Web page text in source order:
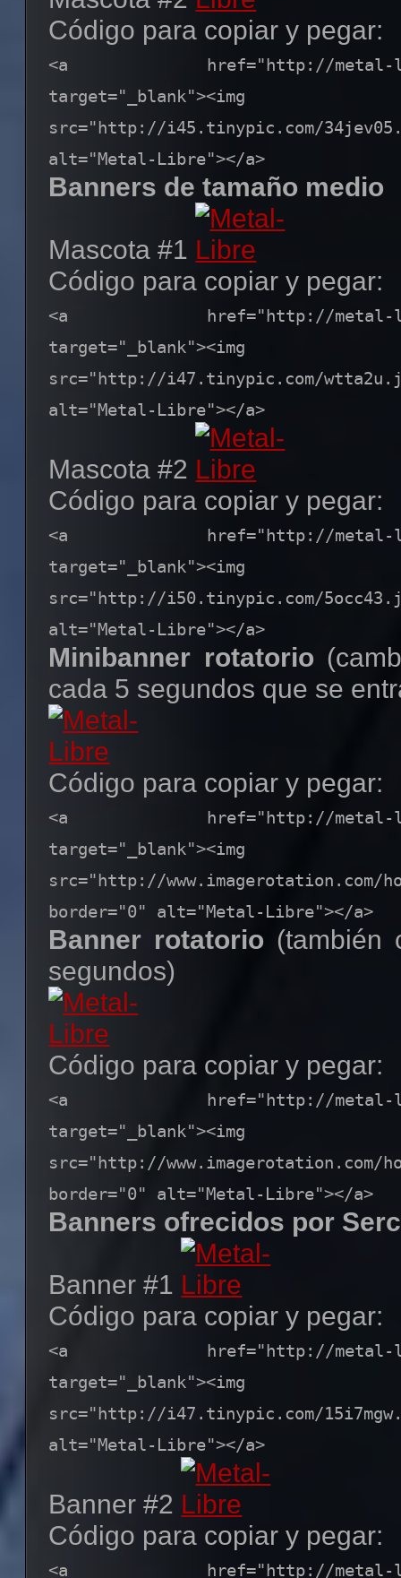
Código para copiar y pegar:
<a href="http://metal-
target="_blank"><img
src="http://i45.tinypic.com/
alt="Metal-Libre"></a>
Banners de tamaño medio
Mascota #1
Código para copiar y pegar:
<a href="http://metal-
target="_blank"><img
src="http://i47.tinypic.com/
alt="Metal-Libre"></a>
Mascota #2
Código para copiar y pegar:
<a href="http://metal-
target="_blank"><img
src="http://i50.tinypic.com/
alt="Metal-Libre"></a>
Minibanner rotatorio
cada 5 segundos que se
Código para copiar y pegar:
<a href="http://metal-
target="_blank"><img
src="http://www.imagerotation.com/
border="0" alt="Metal-Libre"></a>
Banner rotatorio (también
segundos)
Código para copiar y pegar:
<a href="http://metal-
target="_blank"><img
src="http://www.imagerotation.com/
border="0" alt="Metal-Libre"></a>
Banners ofrecidos por
Banner #1
Código para copiar y pegar:
<a href="http://metal-
target="_blank"><img
src="http://i47.tinypic.com/
alt="Metal-Libre"></a>
Banner #2
Código para copiar y pegar:
<a href="http://metal-